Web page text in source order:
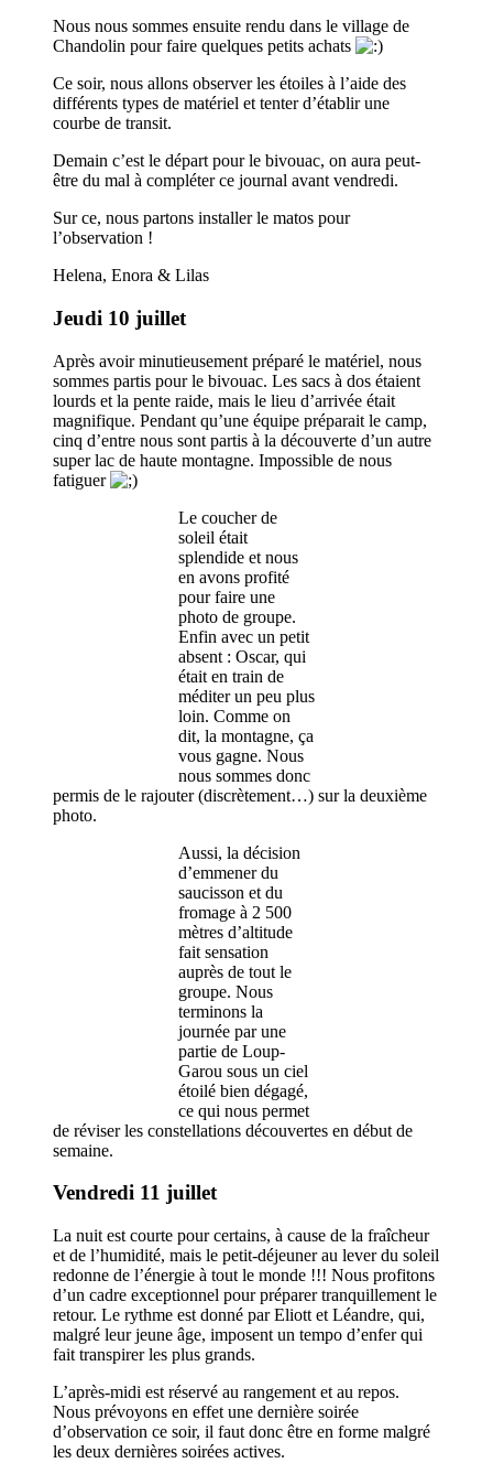
Nous nous sommes ensuite rendu dans le village de
Chandolin pour faire quelques petits achats
Ce soir, nous allons observer les étoiles à l’aide des
différents types de matériel et tenter d’établir une
courbe de transit.
Demain c’est le départ pour le bivouac, on aura peut-
être du mal à compléter ce journal avant vendredi.
Sur ce, nous partons installer le matos pour
l’observation !
Helena, Enora & Lilas
Jeudi 10 juillet
Après avoir minutieusement préparé le matériel, nous
sommes partis pour le bivouac. Les sacs à dos étaient
lourds et la pente raide, mais le lieu d’arrivée était
magnifique. Pendant qu’une équipe préparait le camp,
cinq d’entre nous sont partis à la découverte d’un autre
super lac de haute montagne. Impossible de nous
fatiguer
Le coucher de
soleil était
splendide et nous
en avons profité
pour faire une
photo de groupe.
Enfin avec un petit
absent : Oscar, qui
était en train de
méditer un peu plus
loin. Comme on
dit, la montagne, ça
vous gagne. Nous
nous sommes donc
permis de le rajouter (discrètement…) sur la deuxième
photo.
Aussi, la décision
d’emmener du
saucisson et du
fromage à 2 500
mètres d’altitude
fait sensation
auprès de tout le
groupe. Nous
terminons la
journée par une
partie de Loup-
Garou sous un ciel
étoilé bien dégagé,
ce qui nous permet
de réviser les constellations découvertes en début de
semaine.
Vendredi 11 juillet
La nuit est courte pour certains, à cause de la fraîcheur
et de l’humidité, mais le petit-déjeuner au lever du soleil
redonne de l’énergie à tout le monde !!! Nous profitons
d’un cadre exceptionnel pour préparer tranquillement le
retour. Le rythme est donné par Eliott et Léandre, qui,
malgré leur jeune âge, imposent un tempo d’enfer qui
fait transpirer les plus grands.
L’après-midi est réservé au rangement et au repos.
Nous prévoyons en effet une dernière soirée
d’observation ce soir, il faut donc être en forme malgré
les deux dernières soirées actives.